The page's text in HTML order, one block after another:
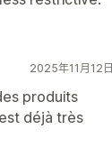
2025年11月12日
produits
déjà très